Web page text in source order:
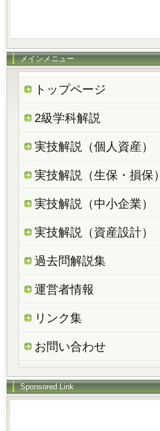
メインメニュー
トップページ
2級学科解説
実技解説（個人資産）
実技解説（生保・損保）
実技解説（中小企業）
実技解説（資産設計）
過去問解説集
運営者情報
リンク集
お問い合わせ
Sponsored Link